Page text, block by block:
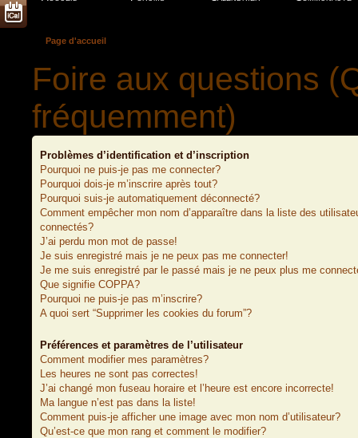
Page d'accueil
Foire aux questions
fréquemment)
Problèmes d’identification et d’inscription
Pourquoi ne puis-je pas me connecter?
Pourquoi dois-je m’inscrire après tout?
Pourquoi suis-je automatiquement déconnecté?
Comment empêcher mon nom d’apparaître dans la liste des
connectés?
J’ai perdu mon mot de passe!
Je suis enregistré mais je ne peux pas me connecter!
Je me suis enregistré par le passé mais je ne peux plus me
Que signifie COPPA?
Pourquoi ne puis-je pas m’inscrire?
A quoi sert “Supprimer les cookies du forum”?
Préférences et paramètres de l’utilisateur
Comment modifier mes paramètres?
Les heures ne sont pas correctes!
J’ai changé mon fuseau horaire et l’heure est encore incorrecte!
Ma langue n’est pas dans la liste!
Comment puis-je afficher une image avec mon nom d’utilisateur?
Qu’est-ce que mon rang et comment le modifier?